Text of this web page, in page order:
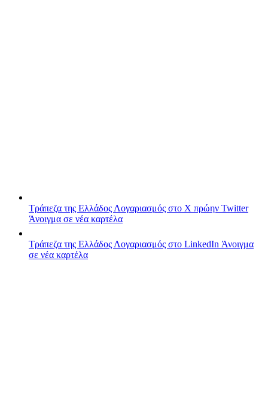
Τράπεζα της Ελλάδος Λογαριασμός στο X πρώην Twitter
Άνοιγμα σε νέα καρτέλα
Τράπεζα της Ελλάδος Λογαριασμός στο LinkedIn Άνοιγμα
σε νέα καρτέλα